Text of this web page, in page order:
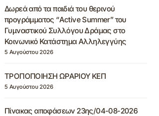
Δωρεά από τα παιδιά του θερινού
προγράμματος “Active Summer” του
Γυμναστικού Συλλόγου Δράμας στο
Κοινωνικό Κατάστημα Αλληλεγγύης
5 Αυγούστου 2026
ΤΡΟΠΟΠΟΙΗΣΗ ΩΡΑΡΙΟΥ ΚΕΠ
5 Αυγούστου 2026
Πίνακας αποφάσεων 23ης/04-08-2026